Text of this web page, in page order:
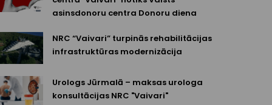
asinsdonoru centra Donoru diena
NRC “Vaivari” turpinās rehabilitācijas
infrastruktūras modernizācija
Urologs Jūrmalā – maksas urologa
konsultācijas NRC "Vaivari"